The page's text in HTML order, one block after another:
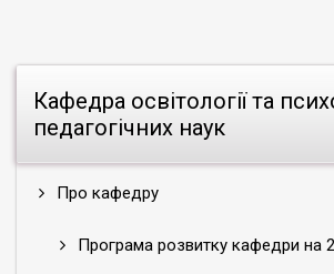
Кафедра освітології та
педагогічних наук
Про кафедру
Програма розвитку кафедри на